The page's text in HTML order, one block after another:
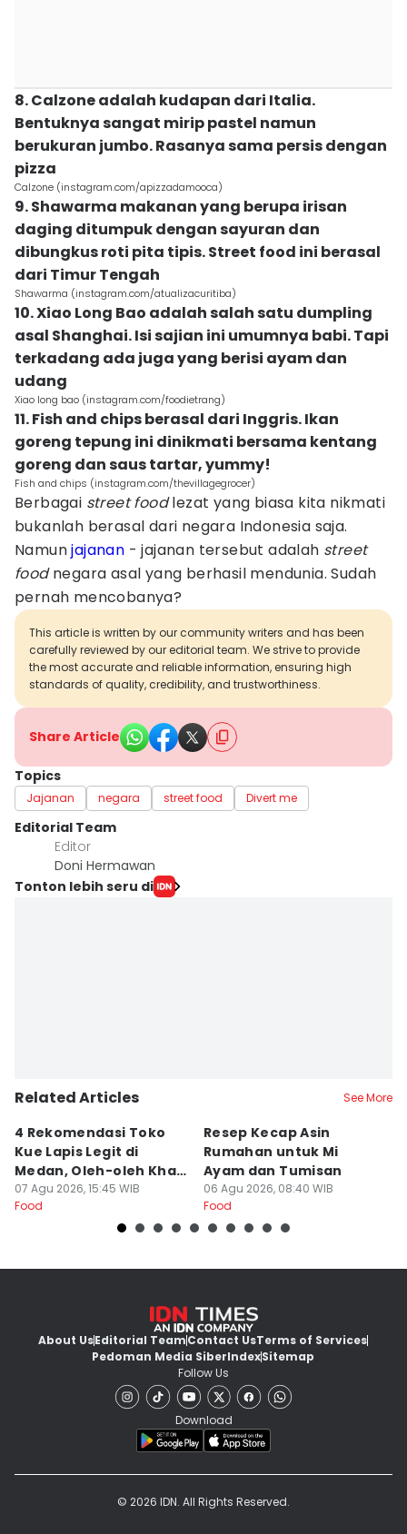
8. Calzone adalah kudapan dari Italia.
Bentuknya sangat mirip pastel namun
berukuran jumbo. Rasanya sama persis dengan
pizza
Calzone (instagram.com/apizzadamooca)
9. Shawarma makanan yang berupa irisan
daging ditumpuk dengan sayuran dan
dibungkus roti pita tipis. Street food ini berasal
dari Timur Tengah
Shawarma (instagram.com/atualizacuritiba)
10. Xiao Long Bao adalah salah satu dumpling
asal Shanghai. Isi sajian ini umumnya babi. Tapi
terkadang ada juga yang berisi ayam dan
udang
Xiao long bao (instagram.com/foodietrang)
11. Fish and chips berasal dari Inggris. Ikan
goreng tepung ini dinikmati bersama kentang
goreng dan saus tartar, yummy!
Fish and chips (instagram.com/thevillagegrocer)
Berbagai street foodlezat yang biasa kita nikmati
bukanlah berasal dari negara Indonesia saja.
Namunjajanan - jajanan tersebut adalah street
foodnegara asal yang berhasil mendunia. Sudah
pernah mencobanya?
This article is written by our community writers and has been
carefully reviewed by our editorial team. We strive to provide
the most accurate and reliable information, ensuring high
standards of quality, credibility, and trustworthiness.
Share Article
Topics
Jajanan negara street food Divert me
Editorial Team
Editor
Doni Hermawan
Tonton lebih seru di
Related Articles See More
4 Rekomendasi Toko
Kue Lapis Legit di
Medan, Oleh-oleh Khas
Sumut
07 Agu 2026, 15:45 WIB
Food
Resep Kecap Asin
Rumahan untuk Mi
Ayam dan Tumisan
06 Agu 2026, 08:40 WIB
Food
About UsEditorial TeamContact UsTerms of Services
Pedoman Media SiberIndexSitemap
Follow Us
Download
© 2026 IDN. All Rights Reserved.